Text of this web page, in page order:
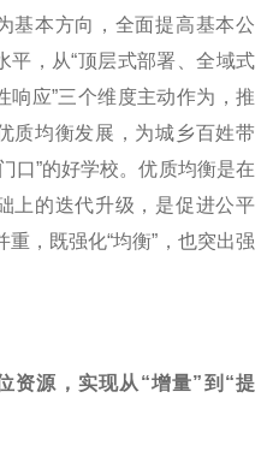
基本方向，全面提高基本公
平，从“顶层式部署、全域式
响应”三个维度主动作为，推
质均衡发展，为城乡百姓带
口”的好学校。优质均衡是在
上的迭代升级，是促进公平
重，既强化“均衡”，也突出强
源，实现从“增量”到“提